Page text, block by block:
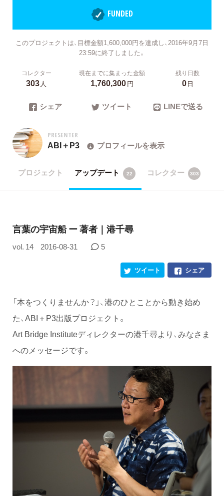
FUNDED
このプロジェクトは、目標金額1,600,000円を達成し、2016年9月7日
23:59に終了しました。
コレクター
303人
現在までに集まった金額
1,760,300円
残り日数
0日
シェア ツイート LINEで送る
PRESENTER
ABI＋P3 プロフィールを表示
プロジェクト アップデート 22 コレクター 303
言葉の宇宙船 ー 著者｜港千尋
vol. 14 2016-08-31 5
シェア
ツイート
「本をつくりませんか？」、港のひとことから動き始め
た、ABI＋P3出版プロジェクト。
Art Bridge Instituteディレクターの港千尋より、みなさま
へのメッセージです。